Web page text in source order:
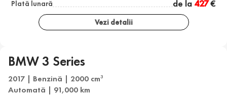
Plată lunară de la 427€
Vezi detalii
BMW 3 Series
2017 | Benzină | 2000 cm3
Automată | 91,000 km